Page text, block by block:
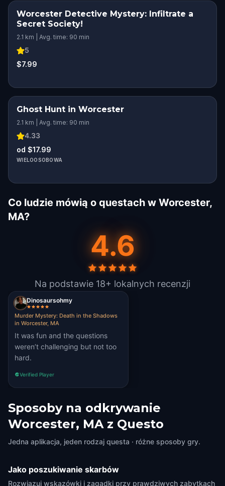
Worcester Detective Mystery: Infiltrate a
Secret Society!
2.1 km | Avg. time: 90 min
5
$7.99
Ghost Hunt in Worcester
2.1 km | Avg. time: 90 min
4.33
od $17.99
WIELOOSOBOWA
Co ludzie mówią o questach w Worcester,
MA?
4.6
Na podstawie 18+ lokalnych recenzji
Dinosaursohmy
Murder Mystery: Death in the Shadows
in Worcester, MA
It was fun and the questions
weren’t challenging but not too
hard.
Verified Player
Sposoby na odkrywanie
Worcester, MA z Questo
Jedna aplikacja, jeden rodzaj questa · różne sposoby gry.
Jako poszukiwanie skarbów
Rozwiązuj wskazówki i zagadki przy prawdziwych zabytkach